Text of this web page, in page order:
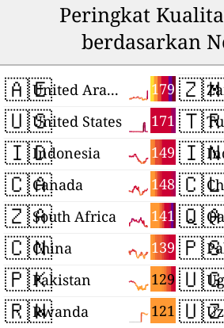
Peringkat
berdasarkan
🇦🇪 179
United Arab Emirates
🇺🇸 171
United States
🇮🇩 149
Indonesia
🇨🇦 148
Canada
🇿🇦 141
South Africa
🇨🇳 139
China
🇵🇰 129
Pakistan
🇷🇼 121
Rwanda